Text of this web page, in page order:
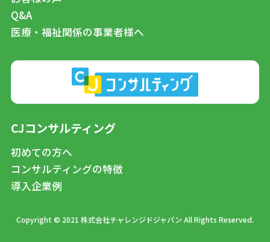
Q&A
医療・福祉関係の事業者様へ
CJコンサルティング
初めての方へ
コンサルティングの特徴
導入企業例
Copyright © 2021 株式会社チャレンジドジャパン All Rights Reserved.